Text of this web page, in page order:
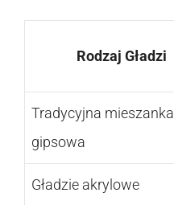
Rodzaj Gładzi
Tradycyjna mieszanka
gipsowa
Gładzie akrylowe